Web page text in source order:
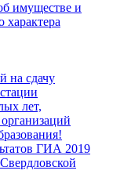
имуществе и
характера
на сдачу
лет,
ГИА 2019